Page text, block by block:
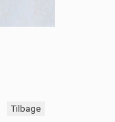
Tilbage